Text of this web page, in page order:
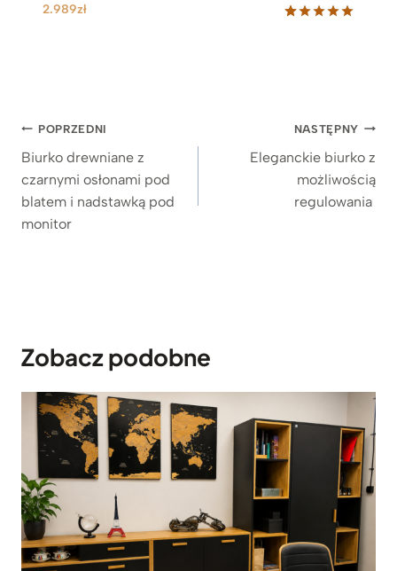
2.989zł
Nawigacja
wpisu
POPRZEDNI
Biurko drewniane z
czarnymi osłonami pod
blatem i nadstawką pod
monitor
NASTĘPNY
Eleganckie biurko z
możliwością
regulowania
Zobacz podobne